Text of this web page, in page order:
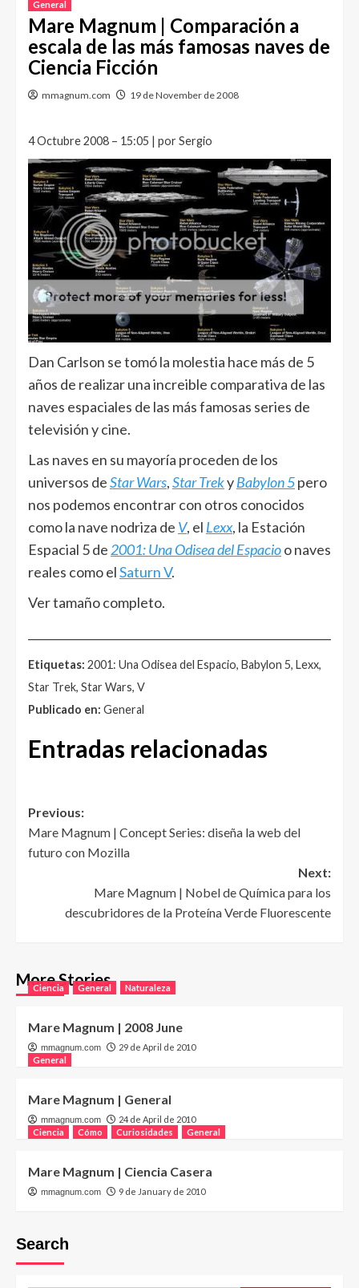
General
Mare Magnum | Comparación a
escala de las más famosas naves de
Ciencia Ficción
mmagnum.com 19 de November de 2008
4 Octubre 2008 – 15:05 | por Sergio
Dan Carlson se tomó la molestia hace más de 5
años de realizar una increible comparativa de las
naves espaciales de las más famosas series de
televisión y cine.
Las naves en su mayoría proceden de los
universos deStar Wars,Star TrekyBabylon 5pero
nos podemos encontrar con otros conocidos
como la nave nodriza de V, el Lexx, la Estación
Espacial 5 de 2001: Una Odisea del Espacioo naves
reales como elSaturn V.
Ver tamaño completo.
Etiquetas: 2001: Una Odisea del Espacio, Babylon 5, Lexx,
Star Trek, Star Wars, V
Publicado en: General
Entradas relacionadas
Post
navigation
Previous:
Mare Magnum | Concept Series: diseña la web del
futuro con Mozilla
Next:
Mare Magnum | Nobel de Química para los
descubridores de la Proteína Verde Fluorescente
More Stories
Ciencia General Naturaleza
Mare Magnum | 2008 June
mmagnum.com
29 de April de 2010
General
Mare Magnum | General
mmagnum.com
24 de April de 2010
Ciencia
Cómo Curiosidades General
Mare Magnum | Ciencia Casera
mmagnum.com 9 de January de 2010
Search